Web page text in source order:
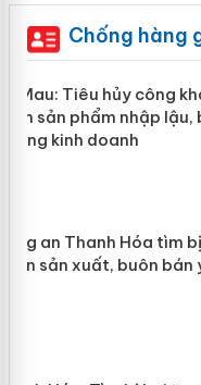
Chống hàng
Khẩn
Lào
mại